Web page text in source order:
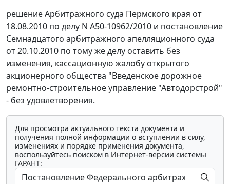
решение Арбитражного суда Пермского края от
18.08.2010 по делу N А50-10962/2010 и постановление
Семнадцатого арбитражного апелляционного суда
от 20.10.2010 по тому же делу оставить без
изменения, кассационную жалобу открытого
акционерного общества "Введенское дорожное
ремонтно-строительное управление "Автодорстрой"
- без удовлетворения.
Для просмотра актуального текста документа и
получения полной информации о вступлении в силу,
изменениях и порядке применения документа,
воспользуйтесь поиском в Интернет-версии системы
ГАРАНТ: